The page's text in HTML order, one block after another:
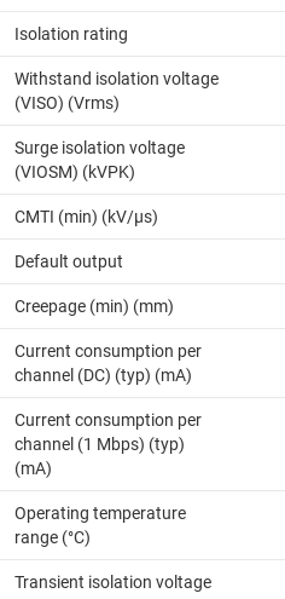
Isolation rating
Withstand isolation voltage
(VISO) (Vrms)
Surge isolation voltage
(VIOSM) (kVPK)
CMTI (min) (kV/µs)
Default output
Creepage (min) (mm)
Current consumption per
channel (DC) (typ) (mA)
Current consumption per
channel (1 Mbps) (typ)
(mA)
Operating temperature
range (°C)
Transient isolation voltage